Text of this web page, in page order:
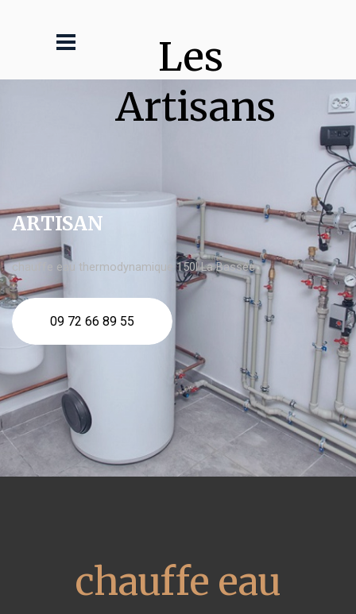
Les
Artisans
ARTISAN
chauffe eau thermodynamique 150l La Bassée
09 72 66 89 55
chauffe eau